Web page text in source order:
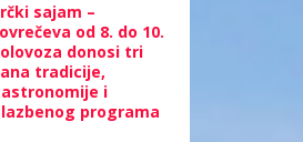
sajam –
od 8. do 10.
donosi tri
tradicije,
i
programa